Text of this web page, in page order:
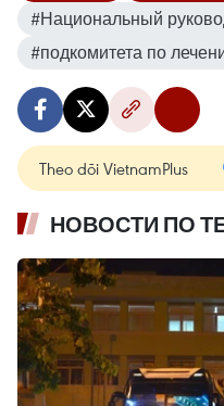
#Национальный
#подкомитета по
Theo dõi VietnamPlus
НОВОСТИ ПО